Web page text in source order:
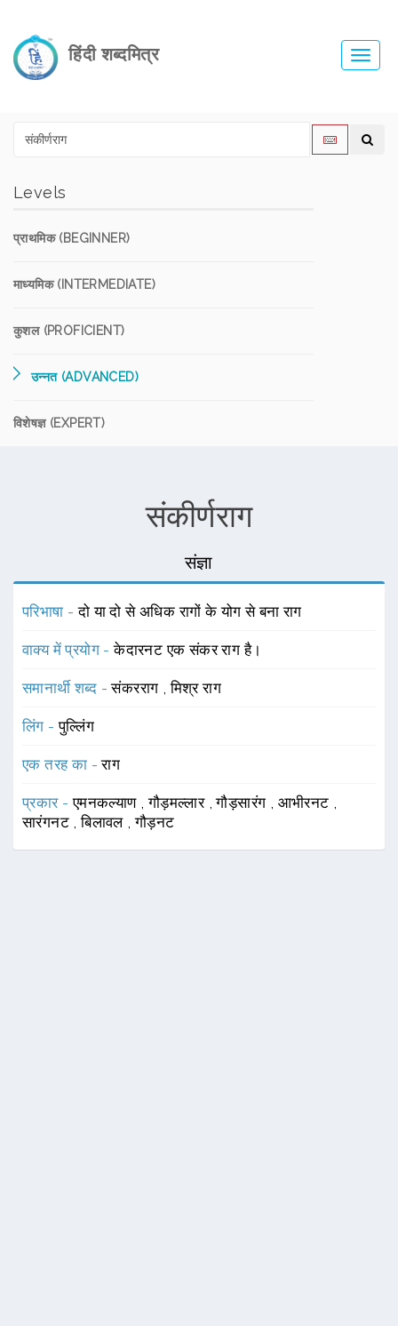
हिंदी शब्दमित्र
Levels
प्राथमिक (BEGINNER)
माध्यमिक (INTERMEDIATE)
कुशल (PROFICIENT)
उन्नत (ADVANCED)
विशेषज्ञ (EXPERT)
संकीर्णराग
संज्ञा
परिभाषा -दो या दो से अधिक रागों के योग से बना राग
वाक्य में प्रयोग -केदारनट एक संकर राग है।
समानार्थी शब्द -संकरराग ,मिश्र राग
लिंग -पुल्लिंग
एक तरह का -राग
प्रकार -एमनकल्याण ,गौड़मल्लार ,गौड़सारंग , आभीरनट ,
सारंगनट ,बिलावल ,गौड़नट